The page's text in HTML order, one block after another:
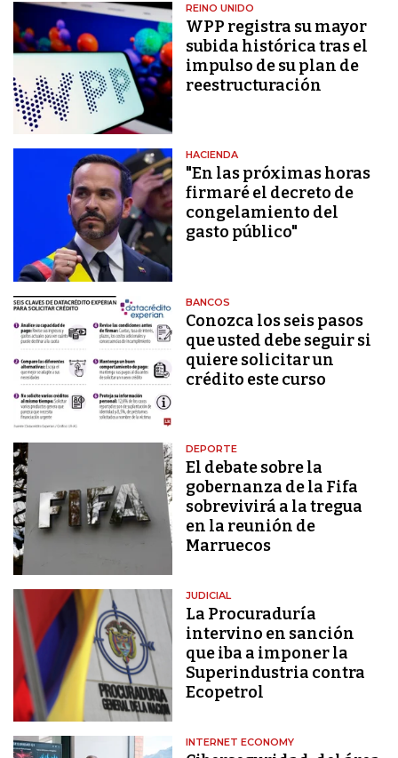
REINO UNIDO
WPP registra su mayor
subida histórica tras el
impulso de su plan de
reestructuración
HACIENDA
"En las próximas horas
firmaré el decreto de
congelamiento del
gasto público"
BANCOS
Conozca los seis pasos
que usted debe seguir si
quiere solicitar un
crédito este curso
DEPORTE
El debate sobre la
gobernanza de la Fifa
sobrevivirá a la tregua
en la reunión de
Marruecos
JUDICIAL
La Procuraduría
intervino en sanción
que iba a imponer la
Superindustria contra
Ecopetrol
INTERNET ECONOMY